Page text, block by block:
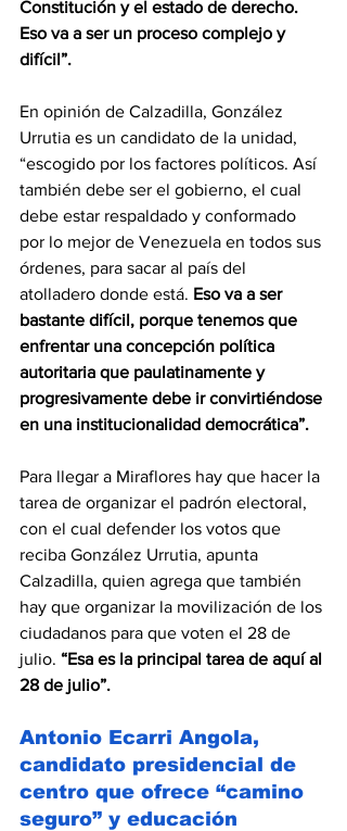
Constitución y el estado de derecho.
Eso va a ser un proceso complejo y
difícil”.
En opinión de Calzadilla, González
Urrutia es un candidato de la unidad,
“escogido por los factores políticos. Así
también debe ser el gobierno, el cual
debe estar respaldado y conformado
por lo mejor de Venezuela en todos sus
órdenes, para sacar al país del
atolladero donde está. Eso va a ser
bastante difícil, porque tenemos que
enfrentar una concepción política
autoritaria que paulatinamente y
progresivamente debe ir convirtiéndose
en una institucionalidad democrática”.
Para llegar a Miraflores hay que hacer la
tarea de organizar el padrón electoral,
con el cual defender los votos que
reciba González Urrutia, apunta
Calzadilla, quien agrega que también
hay que organizar la movilización de los
ciudadanos para que voten el 28 de
julio. “Esa es la principal tarea de aquí al
28 de julio”.
Antonio Ecarri Angola,
candidato presidencial de
centro que ofrece “camino
seguro” y educación